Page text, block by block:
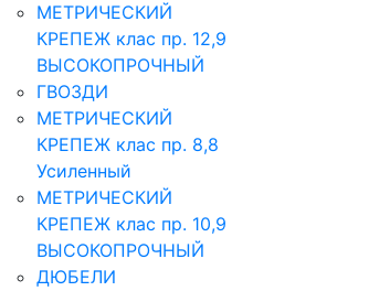
МЕТРИЧЕСКИЙ
КРЕПЕЖ клас пр. 12,9
ВЫСОКОПРОЧНЫЙ
ГВОЗДИ
МЕТРИЧЕСКИЙ
КРЕПЕЖ клас пр. 8,8
Усиленный
МЕТРИЧЕСКИЙ
КРЕПЕЖ клас пр. 10,9
ВЫСОКОПРОЧНЫЙ
ДЮБЕЛИ